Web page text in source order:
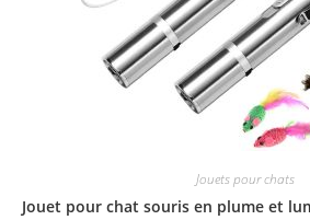
Jouets pour chats
Jouet pour chat souris en plume et